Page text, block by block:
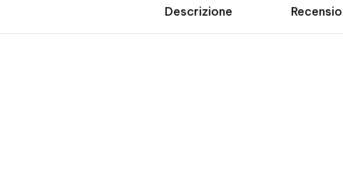
Descrizione